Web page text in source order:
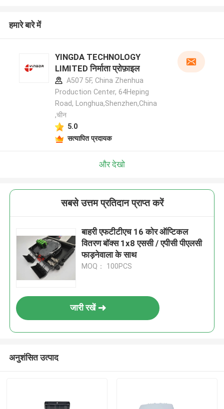
हमारे बारे में
YINGDA TECHNOLOGY
LIMITED निर्माता प्रोफ़ाइल
A507 5F, China Zhenhua
Production Center, 64Heping
Road, Longhua,Shenzhen,China
,चीन
5.0
सत्यापित प्रदायक
और देखो
सबसे उत्तम प्रतिदान प्राप्त करें
बाहरी एफटीटीएच 16 कोर ऑप्टिकल
वितरण बॉक्स 1x8 एससी / एपीसी पीएलसी
फाड़नेवाला के साथ
MOQ： 100PCS
जारी रखें
अनुशंसित उत्पाद